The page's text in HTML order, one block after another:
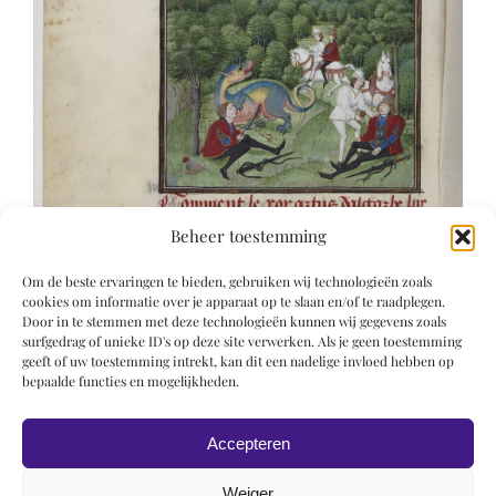
Beheer toestemming
Om de beste ervaringen te bieden, gebruiken wij technologieën zoals
cookies om informatie over je apparaat op te slaan en/of te raadplegen.
Door in te stemmen met deze technologieën kunnen wij gegevens zoals
surfgedrag of unieke ID's op deze site verwerken. Als je geen toestemming
geeft of uw toestemming intrekt, kan dit een nadelige invloed hebben op
bepaalde functies en mogelijkheden.
Accepteren